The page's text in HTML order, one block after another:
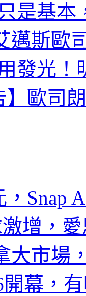
是基本
邁斯歐
發光！
】歐司
，Snap
增，
大市場
開幕，